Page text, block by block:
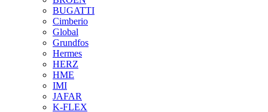
BUGATTI
Cimberio
Global
Grundfos
Hermes
HERZ
HME
IMI
JAFAR
K-FLEX